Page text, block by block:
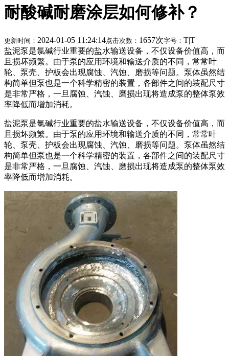
耐酸碱耐磨涂层如何修补？
更新时间： 2024-01-05 11:24:14点击次数： 1657次字号： T|T
盐泥泵是氯碱行业重要的盐水输送设备，不仅设备价值高，而
且损坏频繁。由于泵的应用环境和输送介质的不同，常常叶
轮、泵壳、护板会出现腐蚀、汽蚀、磨损等问题。泵体虽然结
构简单但泵也是一个科学精密的装置，各部件之间的装配尺寸
是非常严格，一旦腐蚀、汽蚀、磨损出现将造成泵的整体泵效
率降低而增加消耗。
盐泥泵是氯碱行业重要的盐水输送设备，不仅设备价值高，而
且损坏频繁。由于泵的应用环境和输送介质的不同，常常叶
轮、泵壳、护板会出现腐蚀、汽蚀、磨损等问题。泵体虽然结
构简单但泵也是一个科学精密的装置，各部件之间的装配尺寸
是非常严格，一旦腐蚀、汽蚀、磨损出现将造成泵的整体泵效
率降低而增加消耗。